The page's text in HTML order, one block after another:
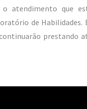
atendimento que
de
prestando